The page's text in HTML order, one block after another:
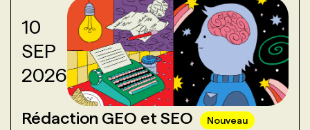
10
SEP
2026
Rédaction GEO et SEO Nouveau